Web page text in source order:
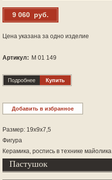
9 060 руб.
Цена указана за одно изделие
Артикул: М 01 149
Подробнее Купить
Добавить в избранное
Размер: 19х9х7,5
Фигура
Керамика, роспись в технике майолика
Пастушок